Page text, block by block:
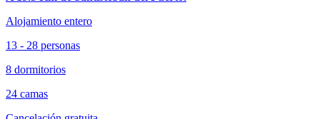
Alojamiento entero
13 - 28 personas
8 dormitorios
24 camas